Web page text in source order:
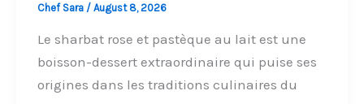
Chef Sara / August 8, 2026
Le sharbat rose et pastèque au lait est une
boisson-dessert extraordinaire qui puise ses
origines dans les traditions culinaires du